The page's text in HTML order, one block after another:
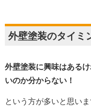
外壁塗装のタイミ
外壁塗装に興味はある
いのか分からない！
という方が多いと思いま